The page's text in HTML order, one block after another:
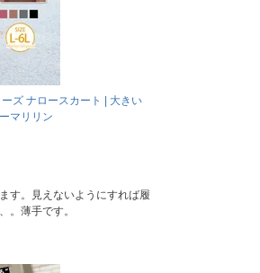
ズ ナロースカート | 大きい
マリリン
す。見えないようにすれば履
。薄手です。